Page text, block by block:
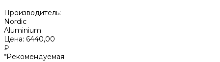
Производитель:
Nordic
Aluminium
Цена: 6440,00
₽
*Рекомендуемая